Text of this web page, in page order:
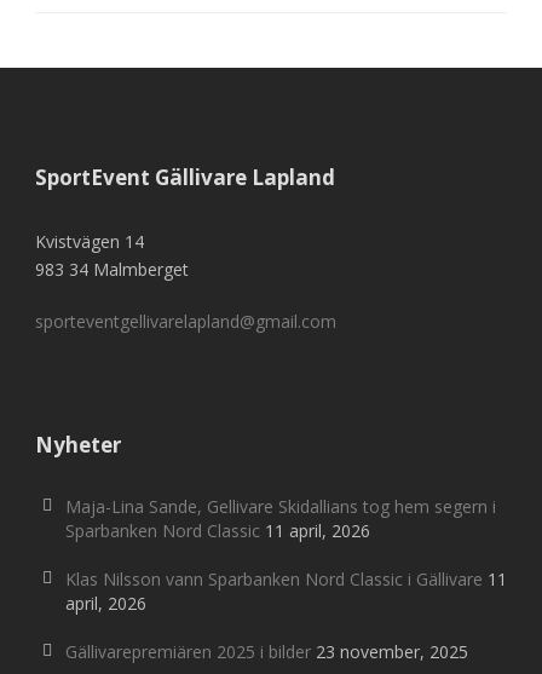
SportEvent Gällivare Lapland
Kvistvägen 14
983 34 Malmberget
sporteventgellivarelapland@gmail.com
Nyheter
Maja-Lina Sande, Gellivare Skidallians tog hem segern i
Sparbanken Nord Classic 11 april, 2026
Klas Nilsson vann Sparbanken Nord Classic i Gällivare 11
april, 2026
Gällivarepremiären 2025 i bilder 23 november, 2025